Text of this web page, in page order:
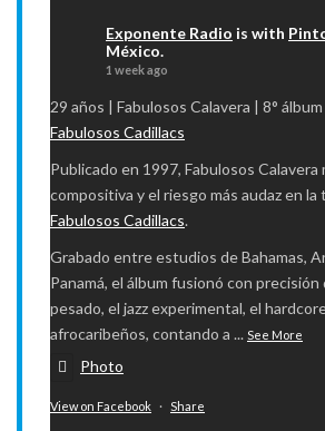
Exponente Radio is with
México.
1 week ago
29 años | Fabulosos Calavera | 8°
Fabulosos Cadillacs
​Publicado en 1997, Fabulosos Calavera
compositiva y el riesgo más audaz en
Fabulosos Cadillacs.
Grabado entre estudios de Bahamas,
Panamá, el álbum fusionó con
pesado, el jazz experimental, el
afrocaribeños, contando a ... See More
Photo
View on Facebook · Share